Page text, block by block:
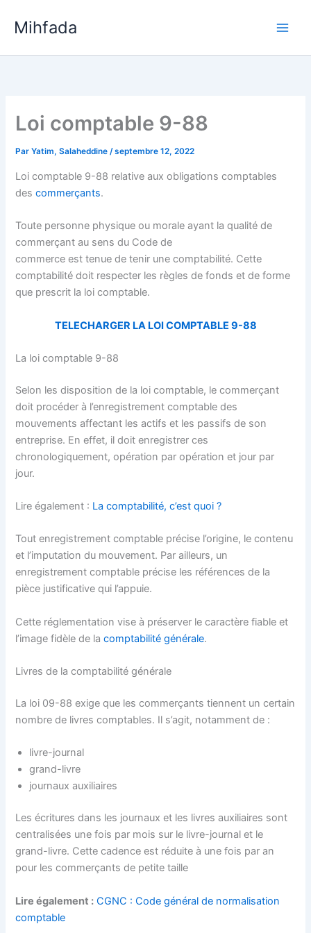
Mihfada
Loi comptable 9-88
ParYatim, Salaheddine/septembre 12, 2022
Loi comptable 9-88 relative aux obligations comptables
descommerçants.
Toute personne physique ou morale ayant la qualité de
commerçant au sens du Code de
commerce est tenue de tenir une comptabilité. Cette
comptabilité doit respecter les règles de fonds et de forme
que prescrit la loi comptable.
TELECHARGER LA LOI COMPTABLE 9-88
La loi comptable 9-88
Selon les disposition de la loi comptable, le commerçant
doit procéder à l’enregistrement comptable des
mouvements affectant les actifs et les passifs de son
entreprise. En effet, il doit enregistrer ces
chronologiquement, opération par opération et jour par
jour.
Lire également : La comptabilité, c’est quoi ?
Tout enregistrement comptable précise l’origine, le contenu
et l’imputation du mouvement. Par ailleurs, un
enregistrement comptable précise les références de la
pièce justificative qui l’appuie.
Cette réglementation vise à préserver le caractère fiable et
l’image fidèle de lacomptabilité générale.
Livres de la comptabilité générale
La loi 09-88 exige que les commerçants tiennent un certain
nombre de livres comptables. Il s’agit, notamment de :
livre-journal
grand-livre
journaux auxiliaires
Les écritures dans les journaux et les livres auxiliaires sont
centralisées une fois par mois sur le livre-journal et le
grand-livre. Cette cadence est réduite à une fois par an
pour les commerçants de petite taille
Lire également : CGNC : Code général de normalisation
comptable